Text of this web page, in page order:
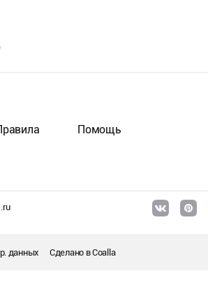
Помощь
данных Сделано вCoalla